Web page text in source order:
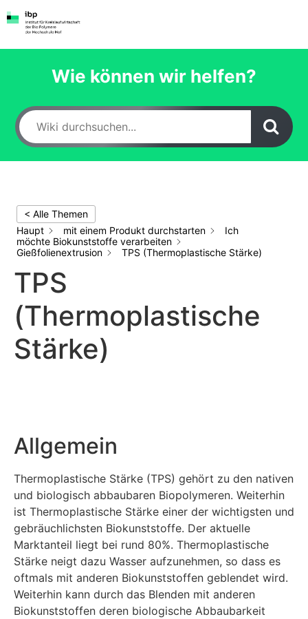
Zum
Inhalt
Wie können wir helfen?
< Alle Themen
Haupt
mit einem Produkt durchstarten
Ich
möchte Biokunststoffe verarbeiten
Gießfolienextrusion
TPS (Thermoplastische Stärke)
TPS
(Thermoplastische
Stärke)
Allgemein
Thermoplastische Stärke (TPS) gehört zu den nativen
und biologisch abbaubaren Biopolymeren. Weiterhin
ist Thermoplastische Stärke einer der wichtigsten und
gebräuchlichsten Biokunststoffe. Der aktuelle
Marktanteil liegt bei rund 80%. Thermoplastische
Stärke neigt dazu Wasser aufzunehmen, so dass es
oftmals mit anderen Biokunststoffen geblendet wird.
Weiterhin kann durch das Blenden mit anderen
Biokunststoffen deren biologische Abbaubarkeit